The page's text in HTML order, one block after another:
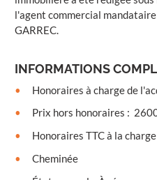
l'agent commercial
GARREC.
INFORMATIONS
Honoraires à charge de
Prix hors honoraires :
Honoraires TTC à la
Cheminée